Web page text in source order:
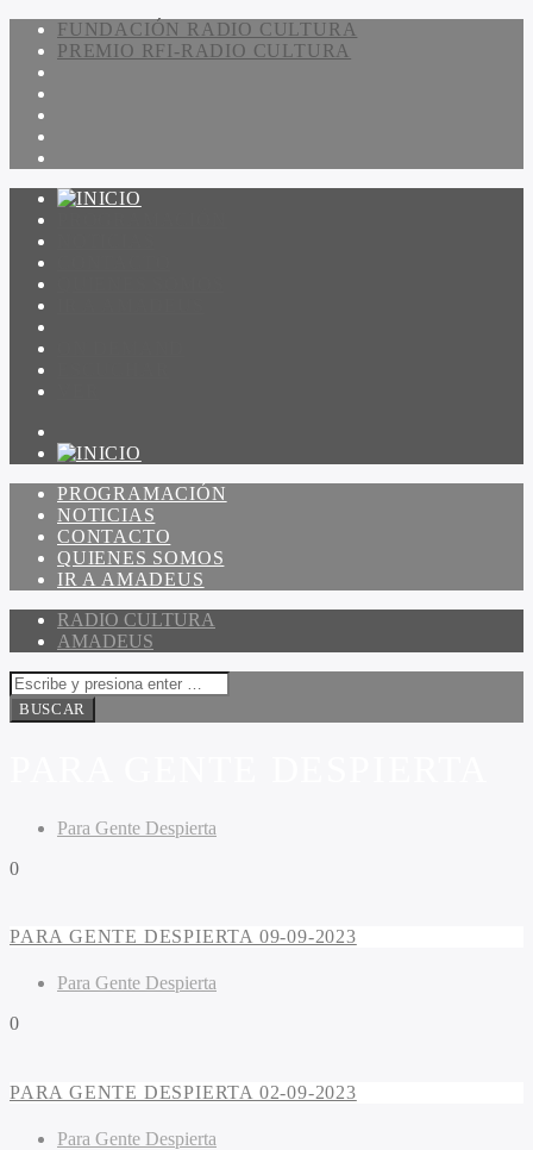
FUNDACIÓN RADIO CULTURA
PREMIO RFI-RADIO CULTURA
PROGRAMACIÓN
NOTICIAS
CONTACTO
QUIENES SOMOS
IR A AMADEUS
RADIO CULTURA
AMADEUS
Para Gente Despierta
0
PARA GENTE DESPIERTA 09-09-2023
Para Gente Despierta
0
PARA GENTE DESPIERTA 02-09-2023
Para Gente Despierta